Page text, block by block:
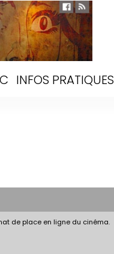
INFOS PRATIQUES
de place en ligne du cinéma.